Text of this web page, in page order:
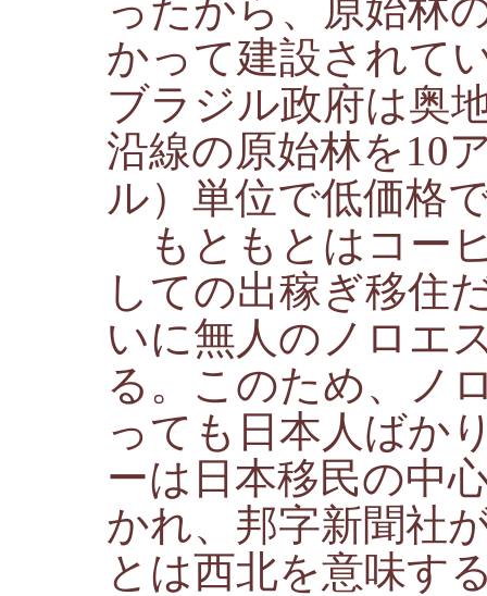
ったから、原始林
かって建設されて
ブラジル政府は奥
沿線の原始林を10
ル）単位で低価格
もともとはコー
しての出稼ぎ移住
いに無人のノロエ
る。このため、ノ
っても日本人ばか
ーは日本移民の中
かれ、邦字新聞社
とは西北を意味す